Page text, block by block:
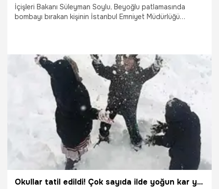
İçişleri Bakanı Süleyman Soylu, Beyoğlu patlamasında
bombayı bırakan kişinin İstanbul Emniyet Müdürlüğü
Siyaset
Okullar tatil edildi! Çok sayıda ilde yoğun kar yağışı sonrası son dakika kararı